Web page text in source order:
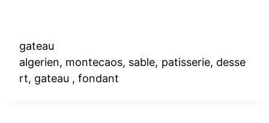
gateau
algerien, montecaos, sable, patisserie, desse
rt, gateau , fondant